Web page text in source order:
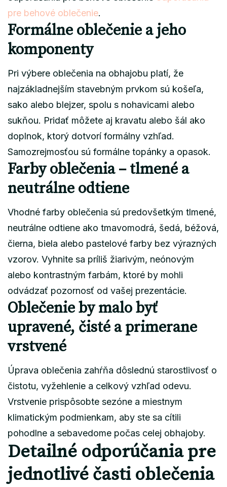
pre behové oblečenie.
Formálne oblečenie a jeho
komponenty
Pri výbere oblečenia na obhajobu platí, že
najzákladnejším stavebným prvkom sú košeľa,
sako alebo blejzer, spolu s nohavicami alebo
sukňou. Pridať môžete aj kravatu alebo šál ako
doplnok, ktorý dotvorí formálny vzhľad.
Samozrejmosťou sú formálne topánky a opasok.
Farby oblečenia – tlmené a
neutrálne odtiene
Vhodné farby oblečenia sú predovšetkým tlmené,
neutrálne odtiene ako tmavomodrá, šedá, béžová,
čierna, biela alebo pastelové farby bez výrazných
vzorov. Vyhnite sa príliš žiarivým, neónovým
alebo kontrastným farbám, ktoré by mohli
odvádzať pozornosť od vašej prezentácie.
Oblečenie by malo byť
upravené, čisté a primerane
vrstvené
Úprava oblečenia zahŕňa dôslednú starostlivosť o
čistotu, vyžehlenie a celkový vzhľad odevu.
Vrstvenie prispôsobte sezóne a miestnym
klimatickým podmienkam, aby ste sa cítili
pohodlne a sebavedome počas celej obhajoby.
Detailné odporúčania pre
jednotlivé časti oblečenia